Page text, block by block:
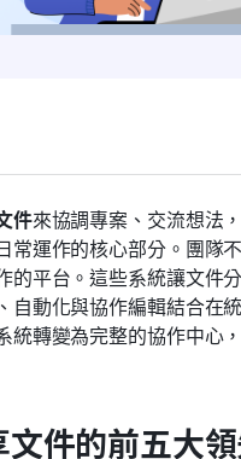
件來協調專案、交流想法
常運作的核心部分。團隊
的平台。這些系統讓文件
自動化與協作編輯結合在
轉變為完整的協作中心
件的前五大